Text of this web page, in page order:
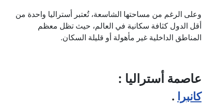
وعلى الرغم من مساحتها الشاسعة، تُعتبر أستراليا واحدة من
أقل الدول كثافة سكانية في العالم، حيث تظل معظم
المناطق الداخلية غير مأهولة أو قليلة السكان.
عاصمة أستراليا :
كانبرا .